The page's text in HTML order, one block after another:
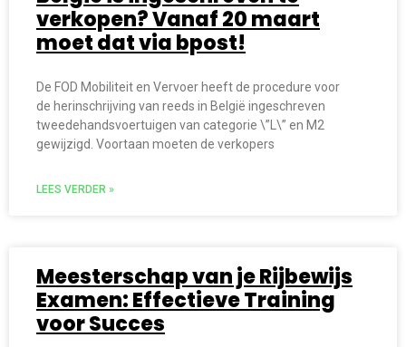
verkopen? Vanaf 20 maart
moet dat via bpost!
De FOD Mobiliteit en Vervoer heeft de procedure voor
de herinschrijving van reeds in België ingeschreven
tweedehandsvoertuigen van categorie \”L\” en M2
gewijzigd. Voortaan moeten de verkopers
LEES VERDER »
Meesterschap van je Rijbewijs
Examen: Effectieve Training
voor Succes